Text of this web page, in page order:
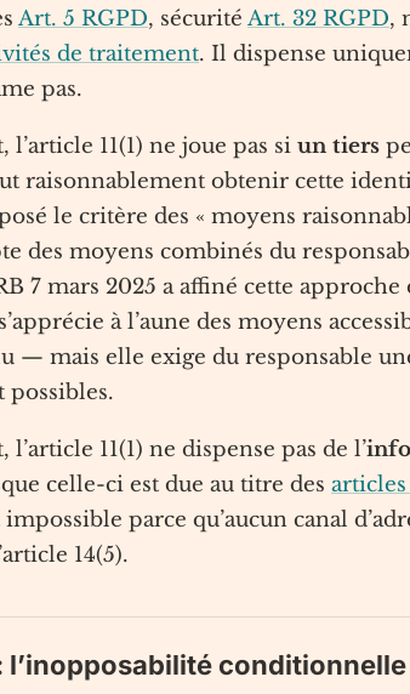
Art. 5 RGPD, sécurité Art. 32 RGPD,
de traitement. Il dispense
pas.
11(1) ne joue pas si un tiers
raisonnablement obtenir cette
le critère des « moyens
des moyens combinés du
7 mars 2025 a affiné cette
à l’aune des moyens
— mais elle exige du responsable
11(1) ne dispense pas de l’
celle-ci est due au titre des articles
parce qu’aucun canal
14(5).
l’inopposabilité